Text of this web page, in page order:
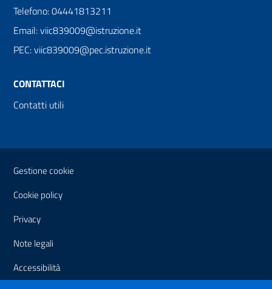
Telefono: 04441813211
Email: viic839009@istruzione.it
PEC: viic839009@pec.istruzione.it
CONTATTACI
Contatti utili
Gestione cookie
Cookie policy
Privacy
Note legali
Accessibilità